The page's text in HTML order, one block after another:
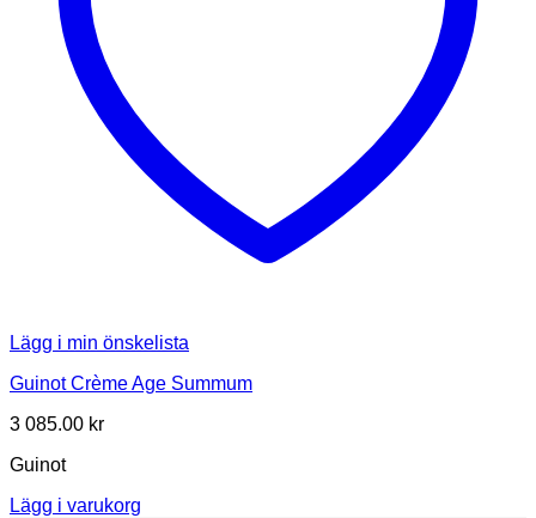
Lägg i min önskelista
Guinot Crème Age Summum
3 085.00 kr
Guinot
Lägg i varukorg